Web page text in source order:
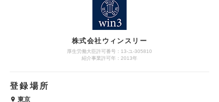
株式会社ウィンスリー
厚生労働大臣許可番号：13-ユ-305810
紹介事業許可年：2013年
登録場所
東京